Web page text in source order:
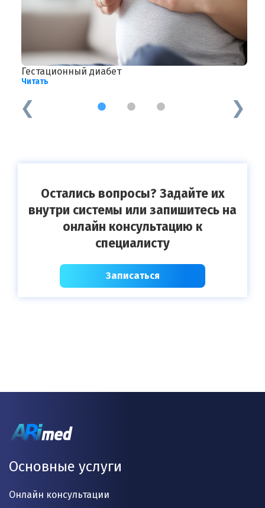
Гестационный диабет
Читать
1 2 3
Остались вопросы? Задайте их
внутри системы или запишитесь на
онлайн консультацию к
специалисту
Записаться
Основные услуги
Онлайн консультации